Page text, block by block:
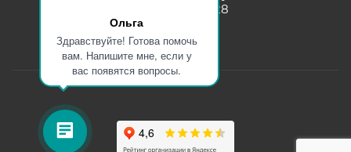
Ольга
Здравствуйте! Готова помочь
вам. Напишите мне, если у
вас появятся вопросы.
Томчака д. 28